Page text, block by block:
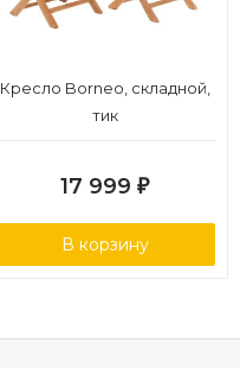
Кресло Borneo, складной,
тик
17 999 ₽
В корзину